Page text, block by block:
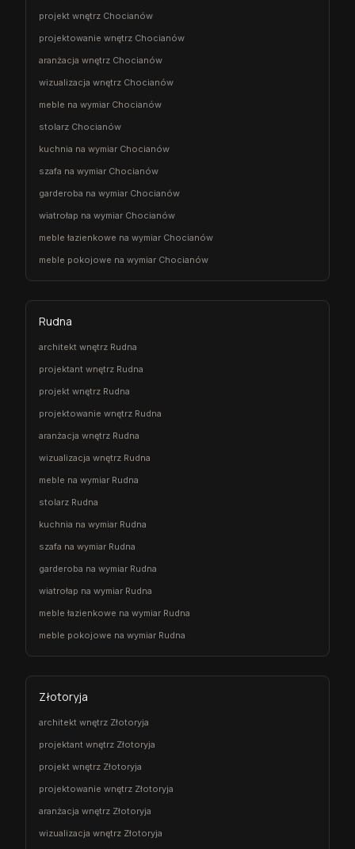
projekt wnętrz Chocianów
projektowanie wnętrz Chocianów
aranżacja wnętrz Chocianów
wizualizacja wnętrz Chocianów
meble na wymiar Chocianów
stolarz Chocianów
kuchnia na wymiar Chocianów
szafa na wymiar Chocianów
garderoba na wymiar Chocianów
wiatrołap na wymiar Chocianów
meble łazienkowe na wymiar Chocianów
meble pokojowe na wymiar Chocianów
Rudna
architekt wnętrz Rudna
projektant wnętrz Rudna
projekt wnętrz Rudna
projektowanie wnętrz Rudna
aranżacja wnętrz Rudna
wizualizacja wnętrz Rudna
meble na wymiar Rudna
stolarz Rudna
kuchnia na wymiar Rudna
szafa na wymiar Rudna
garderoba na wymiar Rudna
wiatrołap na wymiar Rudna
meble łazienkowe na wymiar Rudna
meble pokojowe na wymiar Rudna
Złotoryja
architekt wnętrz Złotoryja
projektant wnętrz Złotoryja
projekt wnętrz Złotoryja
projektowanie wnętrz Złotoryja
aranżacja wnętrz Złotoryja
wizualizacja wnętrz Złotoryja